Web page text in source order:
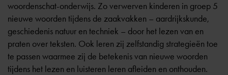
woordenschat-onderwijs. Zo verwerven kinderen in groep 5
nieuwe woorden tijdens de zaakvakken – aardrijkskunde,
geschiedenis natuur en techniek – door het lezen van en
praten over teksten. Ook leren zij zelfstandig strategieën toe
te passen waarmee zij de betekenis van nieuwe woorden
tijdens het lezen en luisteren leren afleiden en onthouden.